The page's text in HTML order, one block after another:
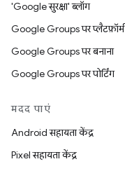
'Google सुरक्षा' ब्लॉग
Google Groups पर प्लैटफ़ॉर्म
Google Groups पर बनाना
Google Groups पर पोर्टिंग
मदद पाएं
Android सहायता केंद्र
Pixel सहायता केंद्र